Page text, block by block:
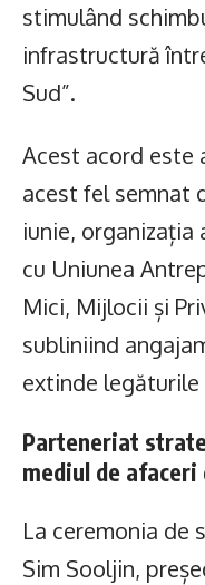
stimulând
infrastructură
Sud”.
Acest acord este
acest fel semnat
iunie, organizația
cu Uniunea
Mici, Mijlocii și
subliniind
extinde
Parteneriat
mediul de afaceri
La ceremonia de
Sim Sooljin,